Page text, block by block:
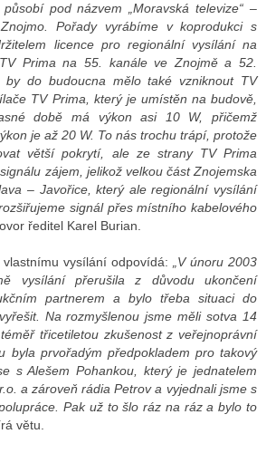
působí pod názvem „Moravská televize“ –
Pořady vyrábíme v koprodukci s
licence pro regionální vysílání na
Prima na 55. kanále ve Znojmě a 52.
do budoucna mělo také vzniknout TV
TV Prima, který je umístěn na budově,
době má výkon asi 10 W, přičemž
je až 20 W. To nás trochu trápí, protože
větší pokrytí, ale ze strany TV Prima
zájem, jelikož velkou část Znojemska
– Javořice, který ale regionální vysílání
signál přes místního kabelového
ředitel Karel Burian.
vysílání odpovídá:
„V únoru 2003
vysílání přerušila z důvodu ukončení
partnerem a bylo třeba situaci do
Na rozmyšlenou jsme měli sotva 14
třicetiletou zkušenost z veřejnoprávní
byla prvořadým předpokladem pro takový
s Alešem Pohankou, který je jednatelem
a zároveň rádia Petrov a vyjednali jsme s
Pak už to šlo ráz na ráz a bylo to
větu.